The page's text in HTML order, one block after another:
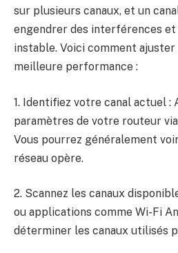
sur plusieurs canaux, et un
engendrer des interférences et
instable. Voici comment ajuster
meilleure performance :
1. Identifiez votre canal actuel :
paramètres de votre routeur
Vous pourrez généralement
réseau opère.
2. Scannez les canaux
ou applications comme Wi-Fi
déterminer les canaux utilisés